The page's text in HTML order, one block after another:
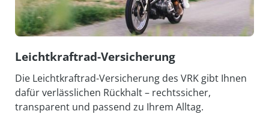
Leicht­kraftrad-Versicherung
Die Leichtkraftrad-Versicherung des VRK gibt Ihnen
dafür verlässlichen Rückhalt – rechtssicher,
transparent und passend zu Ihrem Alltag.